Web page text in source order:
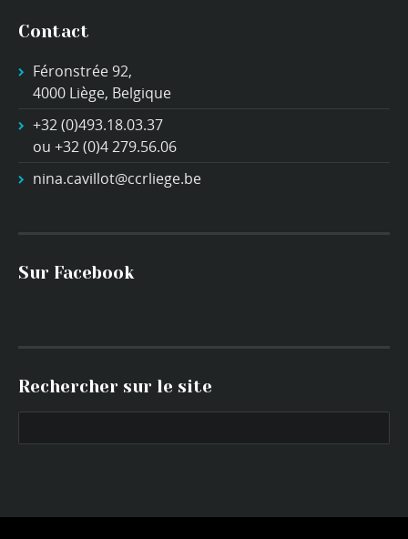
Contact
Féronstrée 92,
4000 Liège, Belgique
+32 (0)493.18.03.37
ou +32 (0)4 279.56.06
nina.cavillot@ccrliege.be
Sur Facebook
Rechercher sur le site